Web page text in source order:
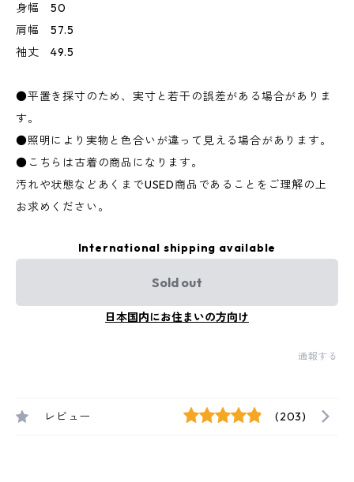
身幅 50
肩幅 57.5
袖丈 49.5
●平置き採寸のため、実寸と若干の誤差がある場合がありま
す。
●照明により実物と色合いが違って見える場合があります。
●こちらは古着の商品になります。
汚れや状態などあくまでUSED商品であることをご理解の上
お求めください。
International shipping available
Sold out
日本国内にお住まいの方向け
通報する
レビュー (203)